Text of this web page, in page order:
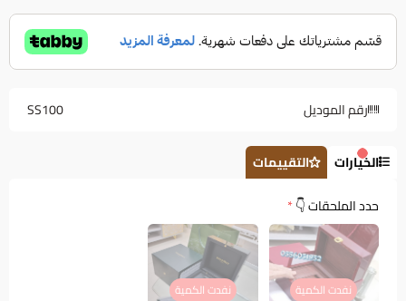
رقم الموديل SS100
الخيارات
التقييمات
حدد الملحقات 👇*
نفدت الكمية نفدت الكمية